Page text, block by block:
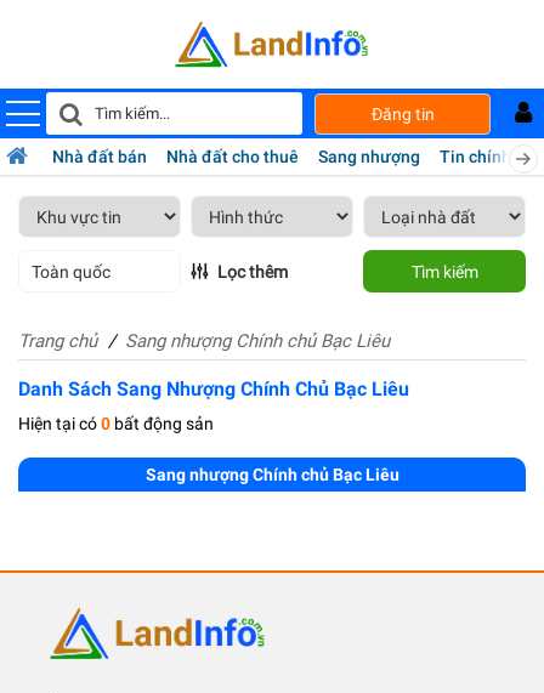
Đăng tin
Nhà đất bán Nhà đất cho thuê Sang nhượng Tin chính chủ
Toàn quốc Lọc thêm Tìm kiếm
Trang chủ Sang nhượng Chính chủ Bạc Liêu
Danh Sách Sang Nhượng Chính Chủ Bạc Liêu
Hiện tại có0 bất động sản
Sang nhượng Chính chủ Bạc Liêu